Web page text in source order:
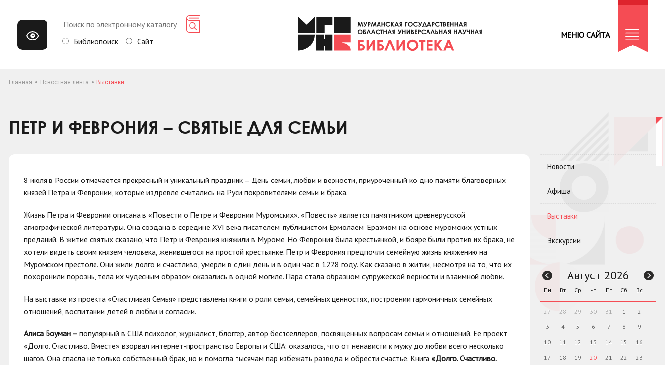
Библиопоиск Сайт
МЕНЮ САЙТА
Главная Новостная лента Выставки
ПЕТР И ФЕВРОНИЯ – СВЯТЫЕ ДЛЯ СЕМЬИ
8 июля в России отмечается прекрасный и уникальный праздник – День семьи, любви и верности, приуроченный ко дню памяти благоверных
князей Петра и Февронии, которые издревле считались на Руси покровителями семьи и брака.
Жизнь Петра и Февронии описана в «Повести о Петре и Февронии Муромских». «Повесть» является памятником древнерусской
агиографической литературы. Она создана в середине XVI века писателем-публицистом Ермолаем-Еразмом на основе муромских устных
преданий. В житие святых сказано, что Петр и Феврония княжили в Муроме. Но Феврония была крестьянкой, и бояре были против их брака, не
хотели видеть своим князем человека, женившегося на простой крестьянке. Петр и Феврония предпочли семейную жизнь княжению на
Муромском престоле. Они жили долго и счастливо, умерли в один день и в один час в 1228 году. Как сказано в житии, несмотря на то, что их
похоронили порознь, тела их чудесным образом оказались в одной могиле. Пара стала образцом супружеской верности и взаимной любви.
На выставке из проекта «Счастливая Семья» представлены книги о роли семьи, семейных ценностях, построении гармоничных семейных
отношений, воспитании детей в любви и согласии.
Алиса Боуман – популярный в США психолог, журналист, блоггер, автор бестселлеров, посвященных вопросам семьи и отношений. Ее проект
«Долго. Счастливо. Вместе» взорвал интернет-пространство Европы и США: оказалось, что от ненависти к мужу до любви всего несколько
шагов. Она спасла не только собственный брак, но и помогла тысячам пар избежать развода и обрести счастье. Книга «Долго. Счастливо.
Новости
Афиша
Выставки
Экскурсии
Август 2026
Пн Вт Ср Чт Пт Сб Вс
27 28 29 30 31 1 2
3 4 5 6 7 8 9
10 11 12 13 14 15 16
17 18 19 20 21 22 23